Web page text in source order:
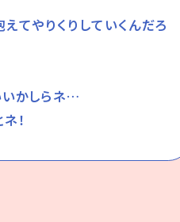
てやりくりしていくんだろ
かしらネ…
！